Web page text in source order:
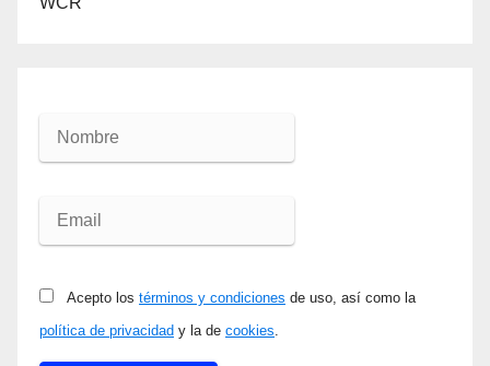
Acepto los términos y condiciones de uso, así como la
política de privacidad y la de cookies.